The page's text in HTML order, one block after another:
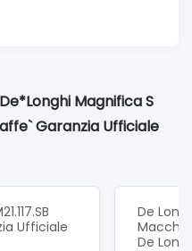
con coperchio salva
220/240~50/60
caffè: 250g
(n°): 14
Magnifica S
Garanzia Ufficiale
Ufficiale
De
De